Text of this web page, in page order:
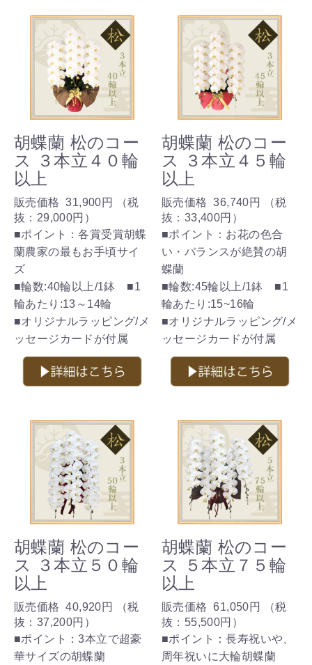
胡蝶蘭 松のコー
ス ３本立４０輪
以上
販売価格 31,900円
（税
抜： 29,000円 ）
■ポイント：各賞受賞胡蝶
蘭農家の最もお手頃サイ
ズ
■輪数:40輪以上/1鉢 ■1
輪あたり:13～14輪
■オリジナルラッピング/メ
ッセージカードが付属
胡蝶蘭 松のコー
ス ３本立４５輪
以上
販売価格 36,740円
（税
抜： 33,400円 ）
■ポイント：お花の色合
い・バランスが絶賛の胡
蝶蘭
■輪数:45輪以上/1鉢 ■1
輪あたり:15~16輪
■オリジナルラッピング/メ
ッセージカードが付属
胡蝶蘭 松のコー
ス ３本立５０輪
以上
販売価格 40,920円
（税
抜： 37,200円 ）
■ポイント：3本立で超豪
華サイズの胡蝶蘭
胡蝶蘭 松のコー
ス ５本立７５輪
以上
販売価格 61,050円
（税
抜： 55,500円 ）
■ポイント：長寿祝いや、
周年祝いに大輪胡蝶蘭